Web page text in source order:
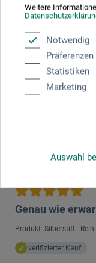
Weitere
Notwendig
Präferenzen
Statistiken
Marketing
Auswahl
Form, dass sie
würden, selbst
mit dem
Auftrag, da dies
Beste Grüße,
Genau wie
Produkt: Silberstift -
verifizierter Kauf